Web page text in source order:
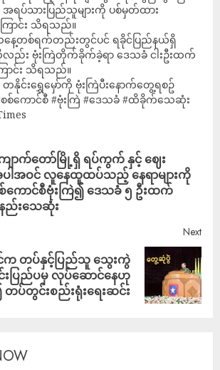
ရပ်သားပြည်သူများကို ပစ်မှတ်ထား
ောင်း သိရသည်။
ေ့တစ်ရက်တည်းတွင်ပင် ရခိုင်ပြည်နယ်ရှိ
ည်း ဗုံးကြဲတိုက်ခိုက်ခဲ့ရာ ဒေသခံ ငါးဦးထက်
ာင်း သိရသည်။
နိုင်းရွှေမှော်ကို ဗုံးကြဲပီးနောက်တွေ့ရစဥ်
စစ်ကောင်စီ #ဗုံးကြဲ #ဒေသခံ #ထိခိုက်သေဆုံး
ောက်တော်မြို့ရှိ ရပ်ကွက် နှင့် ဈေး
ါအဝင် လူနေထူထပ်သည့် နေရာများကို
ကောင်စီဗုံးကြဲ၍ ဒေသခံ ၅ ဦးထက်
ည်းသေဆုံး
Next
င်က တပ်နှင့်ပြည်သူ သွေးကွဲ
းပြည်ပမှ လုပ်ဆောင်နေဟု
တပ်တွင်းစည်းရုံးရေးဆင်း